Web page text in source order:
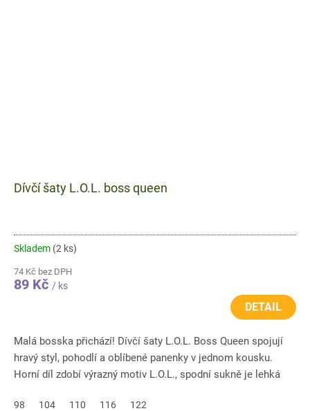
Dívčí šaty L.O.L. boss queen
Skladem (2 ks)
74 Kč bez DPH
89 Kč / ks
DETAIL
Malá bosska přichází! Dívčí šaty L.O.L. Boss Queen spojují
hravý styl, pohodlí a oblíbené panenky v jednom kousku.
Horní díl zdobí výrazný motiv L.O.L., spodní sukně je lehká
98 104 110 116 122